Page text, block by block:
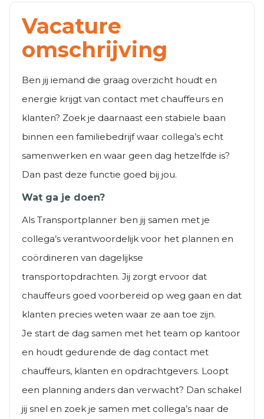
Vacature
omschrijving
Ben jij iemand die graag overzicht houdt en
energie krijgt van contact met chauffeurs en
klanten? Zoek je daarnaast een stabiele baan
binnen een familiebedrijf waar collega’s echt
samenwerken en waar geen dag hetzelfde is?
Dan past deze functie goed bij jou.
Wat ga je doen?
Als Transportplanner ben jij samen met je
collega’s verantwoordelijk voor het plannen en
coördineren van dagelijkse
transportopdrachten. Jij zorgt ervoor dat
chauffeurs goed voorbereid op weg gaan en dat
klanten precies weten waar ze aan toe zijn.
Je start de dag samen met het team op kantoor
en houdt gedurende de dag contact met
chauffeurs, klanten en opdrachtgevers. Loopt
een planning anders dan verwacht? Dan schakel
jij snel en zoek je samen met collega’s naar de